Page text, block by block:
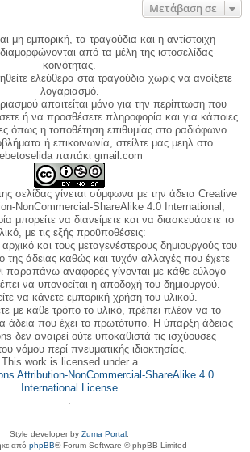
Μετάβαση σε
μη εμπορική, τα τραγούδια και η αντίστοιχη
από τα μέλη της ιστοσελίδας-
κοινότητας.
ελεύθερα στα τραγούδια χωρίς να ανοίξετε
λογαριασμό.
απαιτείται μόνο για την περίπτωση που
ή να προσθέσετε πληροφορία και για κάποιες
όπως η τοποθέτηση επιθυμίας στο ραδιόφωνο.
ή επικοινωνία, στείλτε μας μεηλ στο
παπάκι gmail.com
σελίδας γίνεται σύμφωνα με την άδεια Creative
NonCommercial-ShareAlike 4.0 International,
μπορείτε να διανείμετε και να διασκευάσετε το
με τις εξής προϋποθέσεις:
και τους μεταγενέστερους δημιουργούς του
της άδειας καθώς και τυχόν αλλαγές που έχετε
παραπάνω αναφορές γίνονται με κάθε εύλογο
να υπονοείται η αποδοχή του δημιουργού.
να κάνετε εμπορική χρήση του υλικού.
με κάθε τρόπο το υλικό, πρέπει πλέον να το
άδεια που έχει το πρωτότυπο. Η ύπαρξη άδειας
δεν αναιρεί ούτε υποκαθιστά τις ισχύουσες
νόμου περί πνευματικής ιδιοκτησίας.
This work is licensed under a
Attribution-NonCommercial-ShareAlike 4.0
International License
.
Style developer by Zuma Portal
από phpBB® Forum Software © phpBB Limited